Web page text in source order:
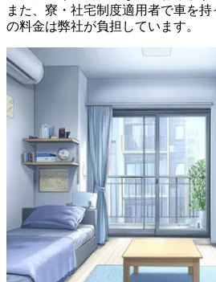
また、寮・社宅制度適用者で車を
の料金は弊社が負担しています。